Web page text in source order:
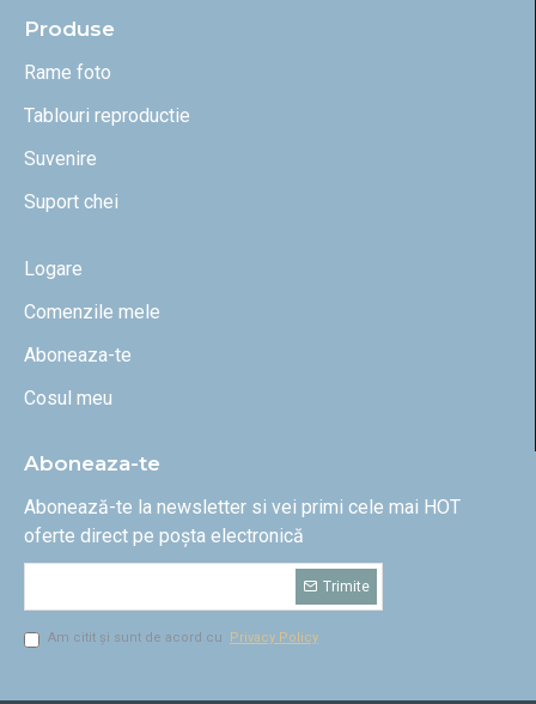
Produse
Rame foto
Tablouri reproductie
Suvenire
Suport chei
Logare
Comenzile mele
Aboneaza-te
Cosul meu
Aboneaza-te
Abonează-te la newsletter si vei primi cele mai HOT
oferte direct pe poșta electronică
Trimite
Am citit și sunt de acord cu Privacy Policy